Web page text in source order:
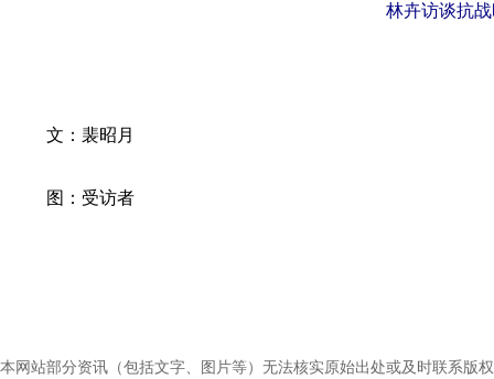
林卉访谈抗
文：裴昭月
图：受访者
本网站部分资讯（包括文字、图片等）无法核实原始出处或及时联系版